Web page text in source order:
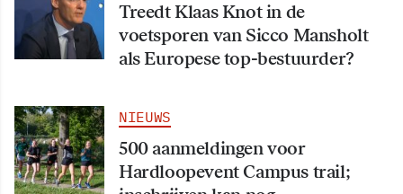
Treedt Klaas Knot in de
voetsporen van Sicco Mansholt
als Europese top-bestuurder?
NIEUWS
500 aanmeldingen voor
Hardloopevent Campus trail;